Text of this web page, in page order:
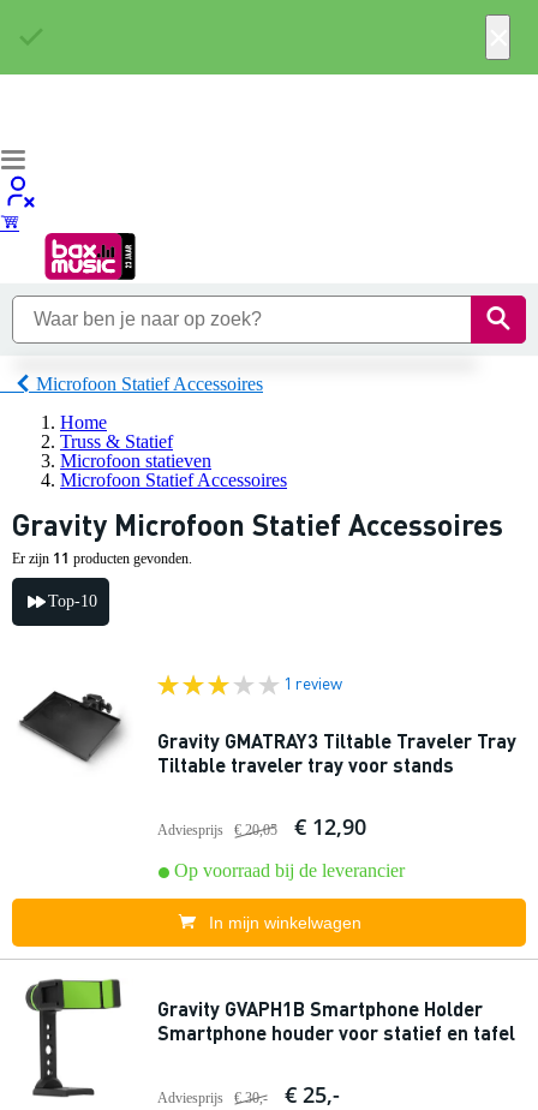
Microfoon Statief Accessoires
Home
Truss & Statief
Microfoon statieven
Microfoon Statief Accessoires
Gravity Microfoon Statief Accessoires
Er zijn 11 producten gevonden.
Top-10
1 review
Gravity GMATRAY3 Tiltable Traveler Tray
Tiltable traveler tray voor stands
Adviesprijs € 20,05 € 12,90
Op voorraad bij de leverancier
In mijn winkelwagen
Gravity GVAPH1B Smartphone Holder
Smartphone houder voor statief en tafel
Adviesprijs € 30,- € 25,-